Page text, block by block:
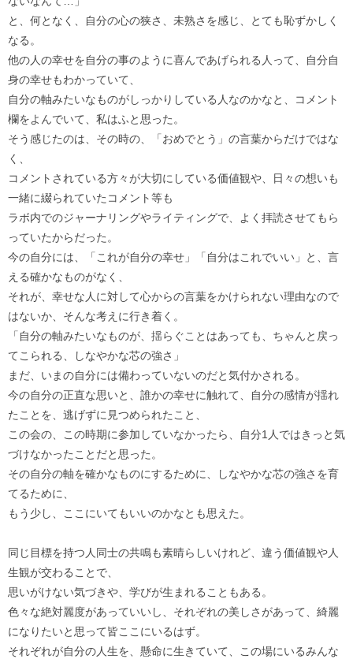
と、何となく、自分の心の狭さ、未熟さを感じ、とても恥ずかしく
なる。
他の人の幸せを自分の事のように喜んであげられる人って、自分自
身の幸せもわかっていて、
自分の軸みたいなものがしっかりしている人なのかなと、コメント
欄をよんでいて、私はふと思った。
そう感じたのは、その時の、「おめでとう」の言葉からだけではな
く、
コメントされている方々が大切にしている価値観や、日々の想いも
一緒に綴られていたコメント等も
ラボ内でのジャーナリングやライティングで、よく拝読させてもら
っていたからだった。
今の自分には、「これが自分の幸せ」「自分はこれでいい」と、言
える確かなものがなく、
それが、幸せな人に対して心からの言葉をかけられない理由なので
はないか、そんな考えに行き着く。
「自分の軸みたいなものが、揺らぐことはあっても、ちゃんと戻っ
てこられる、しなやかな芯の強さ」
まだ、いまの自分には備わっていないのだと気付かされる。
今の自分の正直な思いと、誰かの幸せに触れて、自分の感情が揺れ
たことを、逃げずに見つめられたこと、
この会の、この時期に参加していなかったら、自分1人ではきっと気
づけなかったことだと思った。
その自分の軸を確かなものにするために、しなやかな芯の強さを育
てるために、
もう少し、ここにいてもいいのかなとも思えた。
同じ目標を持つ人同士の共鳴も素晴らしいけれど、違う価値観や人
生観が交わることで、
思いがけない気づきや、学びが生まれることもある。
色々な絶対麗度があっていいし、それぞれの美しさがあって、綺麗
になりたいと思って皆ここにいるはず。
それぞれが自分の人生を、懸命に生きていて、この場にいるみんな